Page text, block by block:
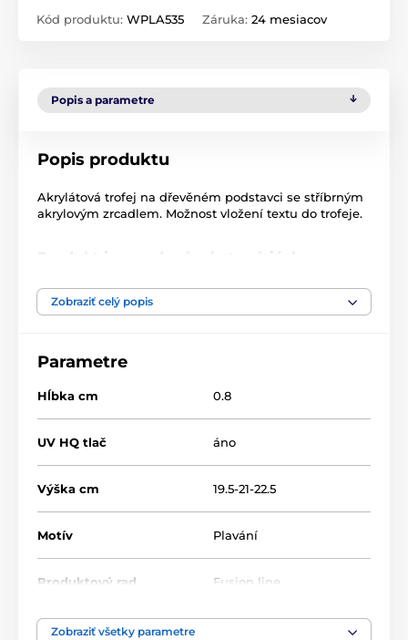
Kód produktu: WPLA535 Záruka: 24 mesiacov
Popis a parametre
Popis produktu
Akrylátová trofej na dřevěném podstavci se stříbrným
akrylovým zrcadlem. Možnost vložení textu do trofeje.
Produkt je zaradený v kategóriách
Plávanie
Zobraziť celý popis
Parametre
Hĺbka cm 0.8
UV HQ tlač áno
Výška cm 19.5-21-22.5
Motív Plavání
Produktový rad Fusion line
Typ ocenenia
Zobraziť všetky parametre